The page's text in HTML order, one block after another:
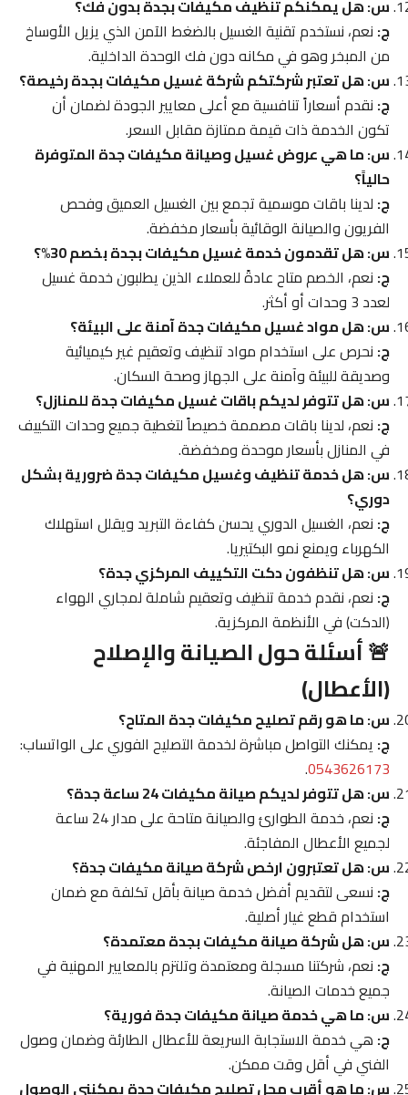
س: هل يمكنكم تنظيف مكيفات بجدة بدون فك؟
ج: نعم، نستخدم تقنية الغسيل بالضغط الآمن الذي يزيل الأوساخ
من المبخر وهو في مكانه دون فك الوحدة الداخلية.
س: هل تعتبر شركتكم شركة غسيل مكيفات بجدة رخيصة؟
ج: نقدم أسعاراً تنافسية مع أعلى معايير الجودة لضمان أن
تكون الخدمة ذات قيمة ممتازة مقابل السعر.
س: ما هي عروض غسيل وصيانة مكيفات جدة المتوفرة
حالياً؟
ج: لدينا باقات موسمية تجمع بين الغسيل العميق وفحص
الفريون والصيانة الوقائية بأسعار مخفضة.
س: هل تقدمون خدمة غسيل مكيفات بجدة بخصم 30%؟
ج: نعم، الخصم متاح عادةً للعملاء الذين يطلبون خدمة غسيل
لعدد 3 وحدات أو أكثر.
س: هل مواد غسيل مكيفات جدة آمنة على البيئة؟
ج: نحرص على استخدام مواد تنظيف وتعقيم غير كيميائية
وصديقة للبيئة وآمنة على الجهاز وصحة السكان.
س: هل تتوفر لديكم باقات غسيل مكيفات جدة للمنازل؟
ج: نعم، لدينا باقات مصممة خصيصاً لتغطية جميع وحدات التكييف
في المنازل بأسعار موحدة ومخفضة.
س: هل خدمة تنظيف وغسيل مكيفات جدة ضرورية بشكل
دوري؟
ج: نعم، الغسيل الدوري يحسن كفاءة التبريد ويقلل استهلاك
الكهرباء ويمنع نمو البكتيريا.
س: هل تنظفون دكت التكييف المركزي جدة؟
ج: نعم، نقدم خدمة تنظيف وتعقيم شاملة لمجاري الهواء
(الدكت) في الأنظمة المركزية.
🚨 أسئلة حول الصيانة والإصلاح
(الأعطال)
س: ما هو رقم تصليح مكيفات جدة المتاح؟
ج: يمكنك التواصل مباشرة لخدمة التصليح الفوري على الواتساب:
0543626173
.
س: هل تتوفر لديكم صيانة مكيفات 24 ساعة جدة؟
ج:
نعم، خدمة الطوارئ والصيانة متاحة على مدار 24 ساعة
لجميع الأعطال المفاجئة.
س: هل تعتبرون ارخص شركة صيانة مكيفات جدة؟
ج: نسعى لتقديم أفضل خدمة صيانة بأقل تكلفة مع ضمان
استخدام قطع غيار أصلية.
س: هل شركة صيانة مكيفات بجدة معتمدة؟
ج: نعم، شركتنا مسجلة ومعتمدة وتلتزم بالمعايير المهنية في
جميع خدمات الصيانة.
س: ما هي خدمة صيانة مكيفات جدة فورية؟
ج: هي خدمة الاستجابة السريعة للأعطال الطارئة وضمان وصول
الفني في أقل وقت ممكن.
س: ما هو أقرب محل تصليح مكيفات جدة يمكنني الوصول